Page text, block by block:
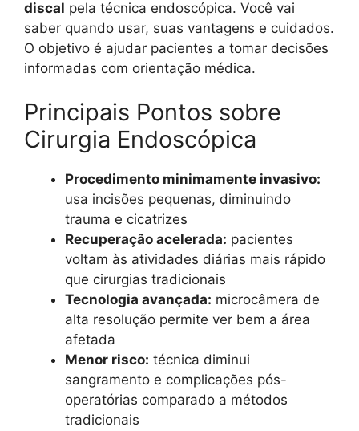
discal pela técnica endoscópica. Você vai
saber quando usar, suas vantagens e cuidados.
O objetivo é ajudar pacientes a tomar decisões
informadas com orientação médica.
Principais Pontos sobre
Cirurgia Endoscópica
Procedimento minimamente invasivo:
usa incisões pequenas, diminuindo
trauma e cicatrizes
Recuperação acelerada: pacientes
voltam às atividades diárias mais rápido
que cirurgias tradicionais
Tecnologia avançada: microcâmera de
alta resolução permite ver bem a área
afetada
Menor risco: técnica diminui
sangramento e complicações pós-
operatórias comparado a métodos
tradicionais